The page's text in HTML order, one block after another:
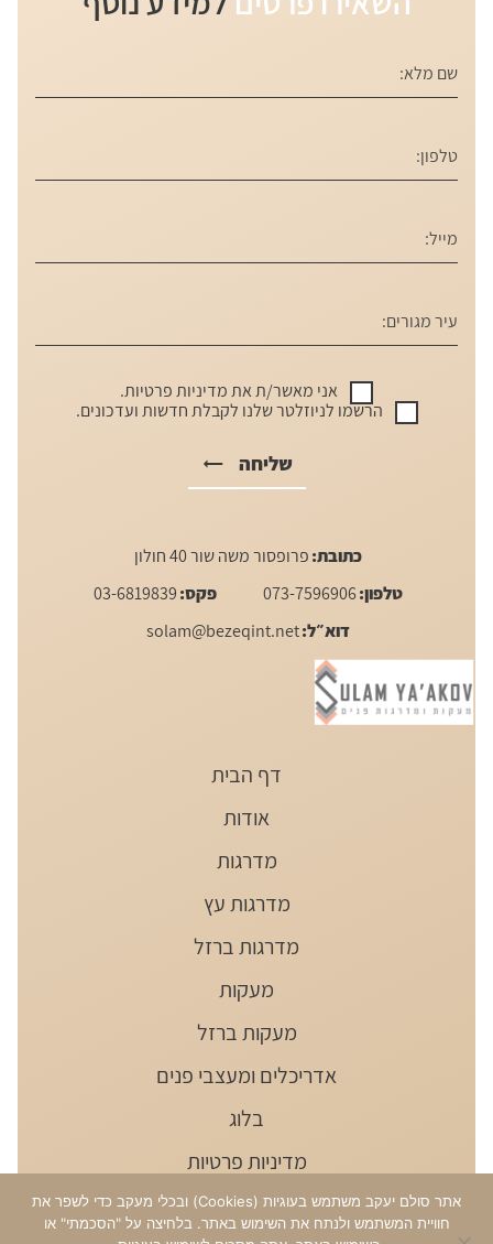
אני מאשר/ת אתמדיניות פרטיות.
הרשמו לניוזלטר שלנו לקבלת חדשות ועדכונים.
שליחה
כתובת:פרופסור משה שור 40 חולון
טלפון:073-7596906 פקס:03-6819839
דוא״ל:solam@bezeqint.net
דף הבית
אודות
מדרגות
מדרגות עץ
מדרגות ברזל
מעקות
מעקות ברזל
אדריכלים ומעצבי פנים
בלוג
מדיניות פרטיות
הצהרת נגישותאתר סולם יעקב משתמש בעוגיות (Cookies) ובכלי מעקב כדי לשפר את
חוויית המשתמש ולנתח את השימוש באתר. בלחיצה על "הסכמתי" או